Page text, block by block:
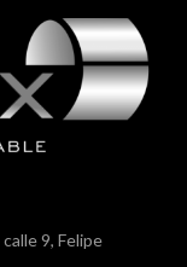
9, Felipe